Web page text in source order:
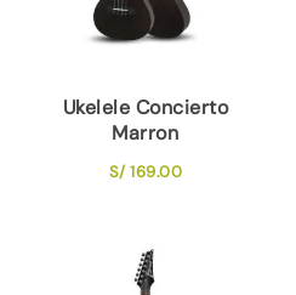
Ukelele Concierto
Marron
S/169.00